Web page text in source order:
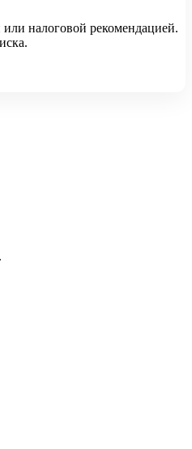
налоговой рекомендацией.